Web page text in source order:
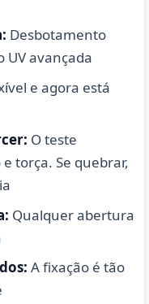
Desbotamento
UV avançada
e agora está
O teste
torça. Se quebrar,
Qualquer abertura
A fixação é tão